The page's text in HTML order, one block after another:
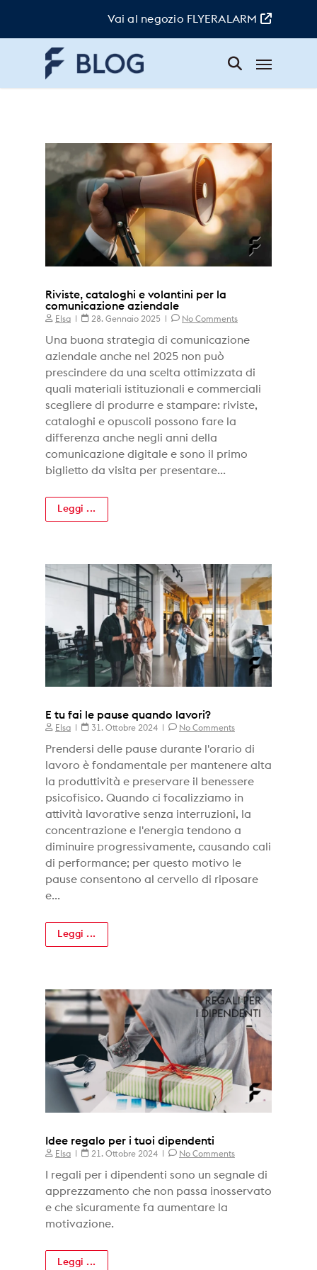
Vai al negozio FLYERALARM
Attualità
Riviste, cataloghi e volantini per la
comunicazione aziendale
Elsa 28. Gennaio 2025 No Comments
Una buona strategia di comunicazione
aziendale anche nel 2025 non può
prescindere da una scelta ottimizzata di
quali materiali istituzionali e commerciali
scegliere di produrre e stampare: riviste,
cataloghi e opuscoli possono fare la
differenza anche negli anni della
comunicazione digitale e sono il primo
biglietto da visita per presentare...
Leggi ...
E tu fai le pause quando lavori?
Elsa 31. Ottobre 2024 No Comments
Prendersi delle pause durante l'orario di
lavoro è fondamentale per mantenere alta
la produttività e preservare il benessere
psicofisico. Quando ci focalizziamo in
attività lavorative senza interruzioni, la
concentrazione e l'energia tendono a
diminuire progressivamente, causando cali
di performance; per questo motivo le
pause consentono al cervello di riposare
e...
Leggi ...
Idee regalo per i tuoi dipendenti
Elsa 21. Ottobre 2024 No Comments
I regali per i dipendenti sono un segnale di
apprezzamento che non passa inosservato
e che sicuramente fa aumentare la
motivazione.
Leggi ...